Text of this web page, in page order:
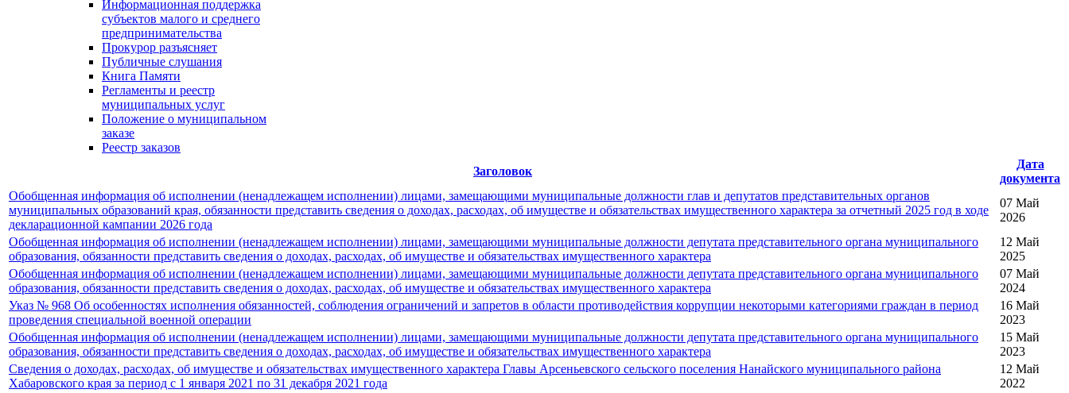
Информационная поддержка
субъектов малого и среднего
предпринимательства
Прокурор разъясняет
Публичные слушания
Книга Памяти
Регламенты и реестр
муниципальных услуг
Положение о муниципальном
заказе
Реестр заказов
Заголовок
Дата
документа
Обобщенная информация об исполнении (ненадлежащем исполнении) лицами, замещающими муниципальные должности глав и депутатов представительных органов
муниципальных образований края, обязанности представить сведения о доходах, расходах, об имуществе и обязательствах имущественного характера за отчетный 2025 год в ходе
декларационной кампании 2026 года
07 Май
2026
Обобщенная информация об исполнении (ненадлежащем исполнении) лицами, замещающими муниципальные должности депутата представительного органа муниципального
образования, обязанности представить сведения о доходах, расходах, об имуществе и обязательствах имущественного характера
12 Май
2025
Обобщенная информация об исполнении (ненадлежащем исполнении) лицами, замещающими муниципальные должности депутата представительного органа муниципального
образования, обязанности представить сведения о доходах, расходах, об имуществе и обязательствах имущественного характера
07 Май
2024
Указ № 968 Об особенностях исполнения обязанностей, соблюдения ограничений и запретов в области противодействия коррупции некоторыми категориями граждан в период
проведения специальной военной операции
16 Май
2023
Обобщенная информация об исполнении (ненадлежащем исполнении) лицами, замещающими муниципальные должности депутата представительного органа муниципального
образования, обязанности представить сведения о доходах, расходах, об имуществе и обязательствах имущественного характера
15 Май
2023
Сведения о доходах, расходах, об имуществе и обязательствах имущественного характера Главы Арсеньевского сельского поселения Нанайского муниципального района
Хабаровского края за период с 1 января 2021 по 31 декабря 2021 года
12 Май
2022